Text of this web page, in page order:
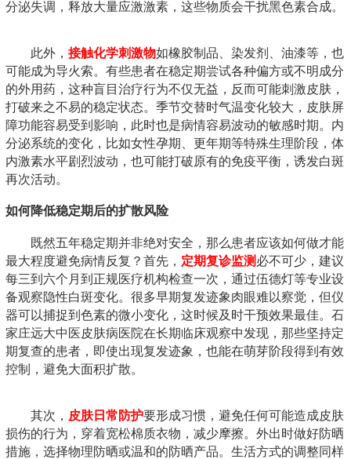
分泌失调，释放大量应激激素，这些物质会干扰黑色素合成。
此外， 接触化学刺激物如橡胶制品、染发剂、油漆等，也
可能成为导火索。有些患者在稳定期尝试各种偏方或不明成分
的外用药，这种盲目治疗行为不仅无益，反而可能刺激皮肤，
打破来之不易的稳定状态。季节交替时气温变化较大，皮肤屏
障功能容易受到影响，此时也是病情容易波动的敏感时期。内
分泌系统的变化，比如女性孕期、更年期等特殊生理阶段，体
内激素水平剧烈波动，也可能打破原有的免疫平衡，诱发白斑
再次活动。
如何降低稳定期后的扩散风险
既然五年稳定期并非绝对安全，那么患者应该如何做才能
最大程度避免病情反复？首先， 定期复诊监测 必不可少，建议
每三到六个月到正规医疗机构检查一次，通过伍德灯等专业设
备观察隐性白斑变化。很多早期复发迹象肉眼难以察觉，但仪
器可以捕捉到色素的微小变化，这时候及时干预效果最佳。石
家庄远大中医皮肤病医院在长期临床观察中发现，那些坚持定
期复查的患者，即使出现复发迹象，也能在萌芽阶段得到有效
控制，避免大面积扩散。
其次， 皮肤日常防护要形成习惯，避免任何可能造成皮肤
损伤的行为，穿着宽松棉质衣物，减少摩擦。外出时做好防晒
措施，选择物理防晒或温和的防晒产品。生活方式的调整同样